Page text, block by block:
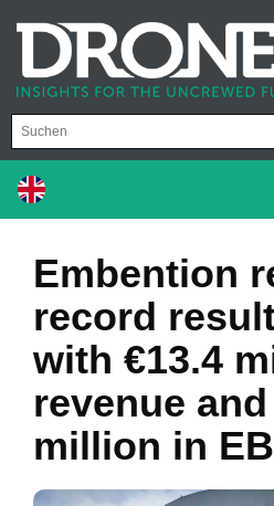
Embention
record
with €13.4
revenue and
million in